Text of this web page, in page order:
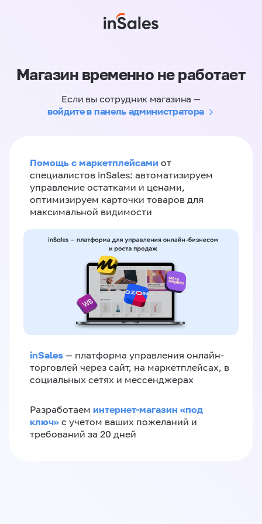
Магазин временно не работает
Если вы сотрудник магазина —
войдите в панель администратора
Помощь с маркетплейсами от
специалистов inSales: автоматизируем
управление остатками и ценами,
оптимизируем карточки товаров для
максимальной видимости
inSales — платформа управления онлайн-
торговлей через сайт, на маркетплейсах, в
социальных сетях и мессенджерах
Разработаем интернет-магазин «‎под
ключ»‎ с учетом ваших пожеланий и
требований за 20 дней